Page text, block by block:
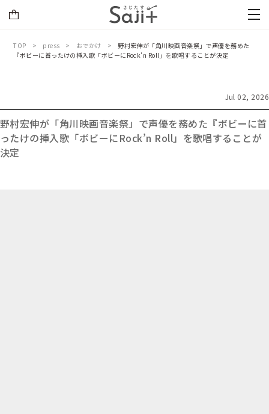
TOP press おでかけ
野村宏伸が「角川映画音楽祭」で声優を務めた
『ボビーに首ったけの挿入歌「ボビーにRock’n Roll」を歌唱することが決定
Jul 02, 2026
野村宏伸が「角川映画音楽祭」で声優を務めた『ボビーに首
ったけの挿入歌「ボビーにRock’n Roll」を歌唱することが
決定